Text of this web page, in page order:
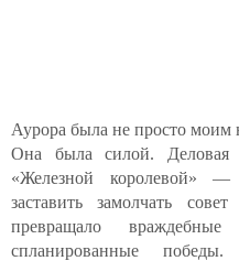
Аурора была не просто моим
Она была силой. Деловая
«Железной королевой»
заставить замолчать
превращало
спланированные